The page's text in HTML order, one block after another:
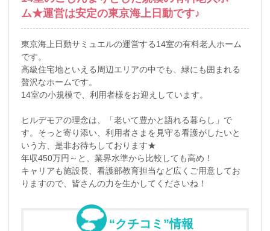
ム★運営は安定の東京海上日動です♪
東京海上日動サミュエルの運営する14室の有料老人ホーム
です。
高級住宅地といえる周辺エリアの中でも、緑にも囲まれる
贅沢なホームです。
14室の小規模で、利用者様をお迎えしています。
ヒルデモアの理念は、「老いて豊かと語れる暮らし」で
す。そっと寄り添い、利用者さまを見守る看護がしたいと
いう方、是非お待ちしております★
年収450万円～と、業界水準から比較しても高め！
キャリアも施設長、看護部教育担当など広くご用意してお
りますので、皆さんの力を生かしてくださいね！
“クチコミ”情報